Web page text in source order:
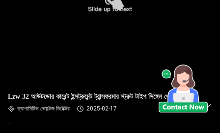
Lzw 32 আউটডোর কারেন্ট ইন্সট্রুমেন্ট ট্রান্সফরমার স্ট্রুট টাইপ সিঙ্গেল স্টেজ
ক্যাপাসিটিভ ভোল্টেজ ডিটেক্টর 2025-02-17